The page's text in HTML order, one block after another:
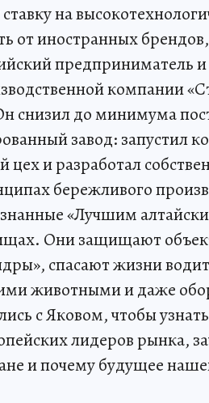
на
от иностранных
предприниматель
компании
снизил до минимума
завод: запустил
цех и разработал
бережливого
«Лучшим
Они защищают
спасают жизни
животными и даже
с Яковом, чтобы
лидеров рынка,
и почему будущее